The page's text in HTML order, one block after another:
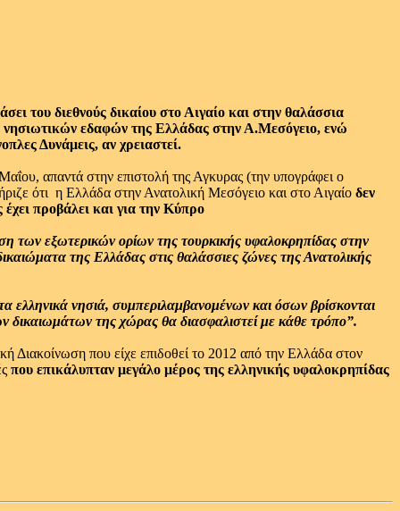
του διεθνούς δικαίου στο Αιγαίο και στην θαλάσσια
νησιωτικών εδαφών της Ελλάδας στην Α.Μεσόγειο, ενώ
Δυνάμεις, αν χρειαστεί.
απαντά στην επιστολή της Αγκυρας (την υπογράφει ο
ότι η Ελλάδα στην Ανατολική Μεσόγειο και στο Αιγαίο δεν
προβάλει και για την Κύπρο
των εξωτερικών ορίων της τουρκικής υφαλοκρηπίδας στην
της Ελλάδας στις θαλάσσιες ζώνες της Ανατολικής
ελληνικά νησιά, συμπεριλαμβανομένων και όσων βρίσκονται
δικαιωμάτων της χώρας θα διασφαλιστεί με κάθε τρόπο”.
Διακοίνωση που είχε επιδοθεί το 2012 από την Ελλάδα στον
που επικάλυπταν μεγάλο μέρος της ελληνικής υφαλοκρηπίδας